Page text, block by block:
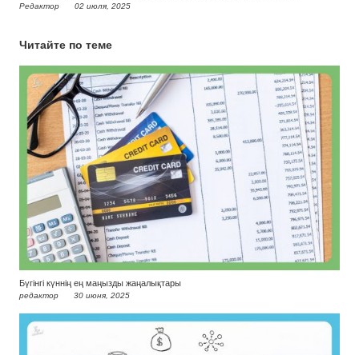
Редактор 02 июля, 2025
Читайте по теме
Бүгінгі күннің ең маңызды жаңалықтары
редактор 30 июня, 2025